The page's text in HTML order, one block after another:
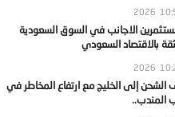
الاجانب في السوق السعودية
بالاقتصاد السعودي
إلى الخليج مع ارتفاع المخاطر في
المندب..